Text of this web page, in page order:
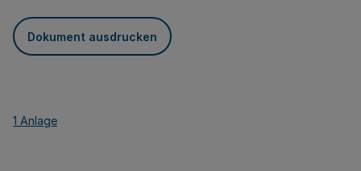
Dokument ausdrucken
1 Anlage